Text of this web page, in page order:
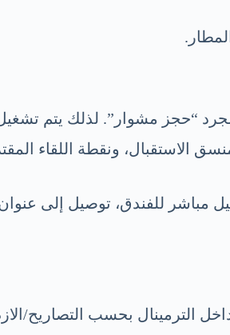
“حجز مشوار”. لذلك يتم
الاستقبال، ونقطة اللقاء
مباشر للفندق، توصيل إلى
الترمينال بحسب التصاريح/